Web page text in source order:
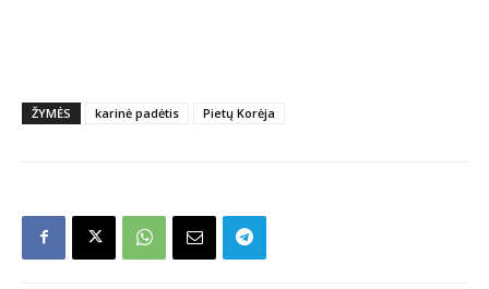
ŽYMĖS karinė padėtis Pietų Korėja